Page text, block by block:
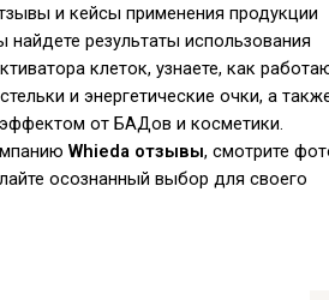
и кейсы применения продукции
найдете результаты использования
клеток, узнаете, как
и энергетические очки, а
от БАДов и косметики.
Whieda отзывы, смотрите
осознанный выбор для своего